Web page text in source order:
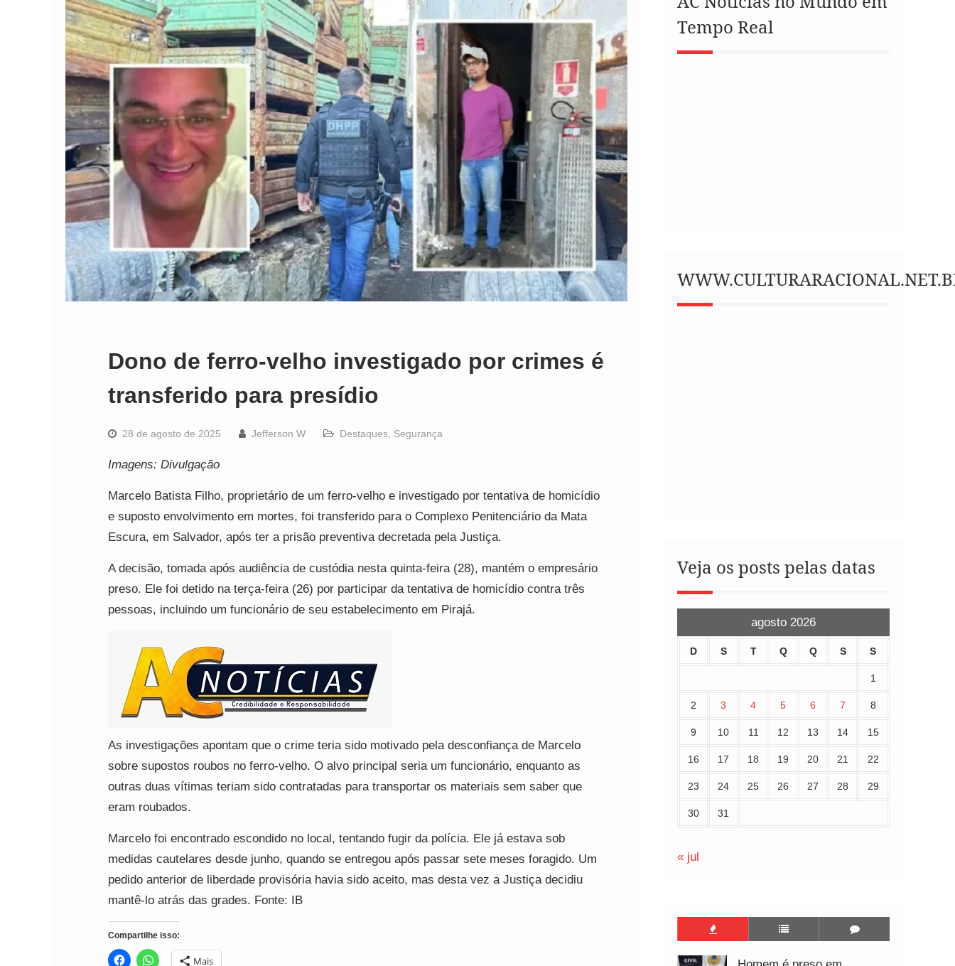
Dono de ferro-velho investigado por crimes é
transferido para presídio
28 de agosto de 2025 Jefferson W Destaques Segurança
Imagens: Divulgação
Marcelo Batista Filho, proprietário de um ferro-velho e investigado por tentativa de homicídio
e suposto envolvimento em mortes, foi transferido para o Complexo Penitenciário da Mata
Escura, em Salvador, após ter a prisão preventiva decretada pela Justiça.
A decisão, tomada após audiência de custódia nesta quinta-feira (28), mantém o empresário
preso. Ele foi detido na terça-feira (26) por participar da tentativa de homicídio contra três
pessoas, incluindo um funcionário de seu estabelecimento em Pirajá.
As investigações apontam que o crime teria sido motivado pela desconfiança de Marcelo
sobre supostos roubos no ferro-velho. O alvo principal seria um funcionário, enquanto as
outras duas vítimas teriam sido contratadas para transportar os materiais sem saber que
eram roubados.
Marcelo foi encontrado escondido no local, tentando fugir da polícia. Ele já estava sob
medidas cautelares desde junho, quando se entregou após passar sete meses foragido. Um
pedido anterior de liberdade provisória havia sido aceito, mas desta vez a Justiça decidiu
mantê-lo atrás das grades. Fonte: IB
Compartilhe isso:
Mais
Tempo Real
Veja os posts pelas datas
agosto 2026
D S T Q Q S S
1
2 3 4 5 6 7 8
9 10 11 12 13 14 15
16 17 18 19 20 21 22
23 24 25 26 27 28 29
30 31
« jul